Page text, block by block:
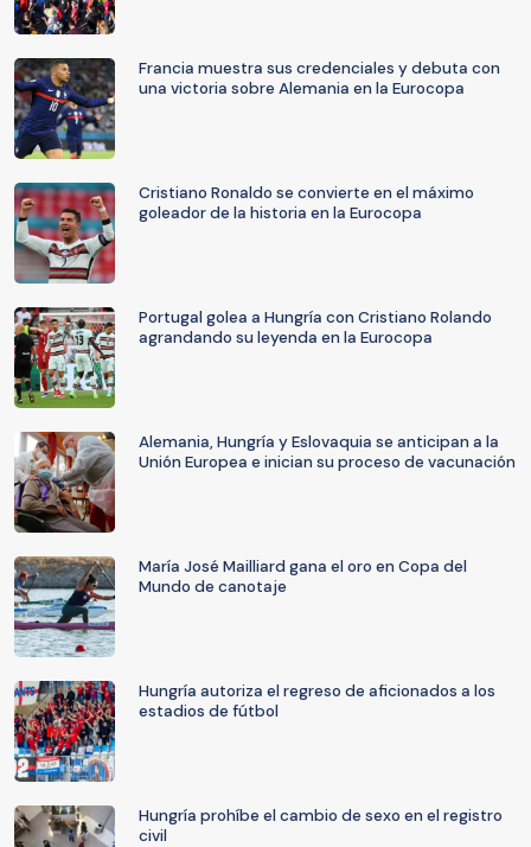
Francia muestra sus credenciales y debuta con
una victoria sobre Alemania en la Eurocopa
Cristiano Ronaldo se convierte en el máximo
goleador de la historia en la Eurocopa
Portugal golea a Hungría con Cristiano Rolando
agrandando su leyenda en la Eurocopa
Alemania, Hungría y Eslovaquia se anticipan a la
Unión Europea e inician su proceso de vacunación
María José Mailliard gana el oro en Copa del
Mundo de canotaje
Hungría autoriza el regreso de aficionados a los
estadios de fútbol
Hungría prohíbe el cambio de sexo en el registro
civil